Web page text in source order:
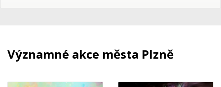
Významné akce města Plzně